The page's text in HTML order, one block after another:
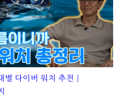
다이버 워치 추천｜